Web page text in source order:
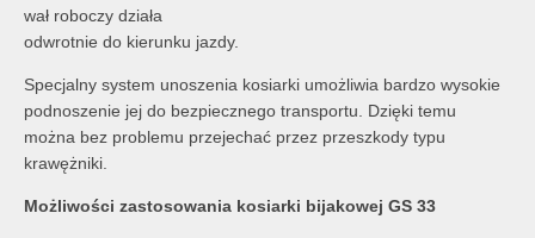
wał roboczy działa
odwrotnie do kierunku jazdy.
Specjalny system unoszenia kosiarki umożliwia bardzo wysokie
podnoszenie jej do bezpiecznego transportu. Dzięki temu
można bez problemu przejechać przez przeszkody typu
krawężniki.
Możliwości zastosowania kosiarki bijakowej GS 33